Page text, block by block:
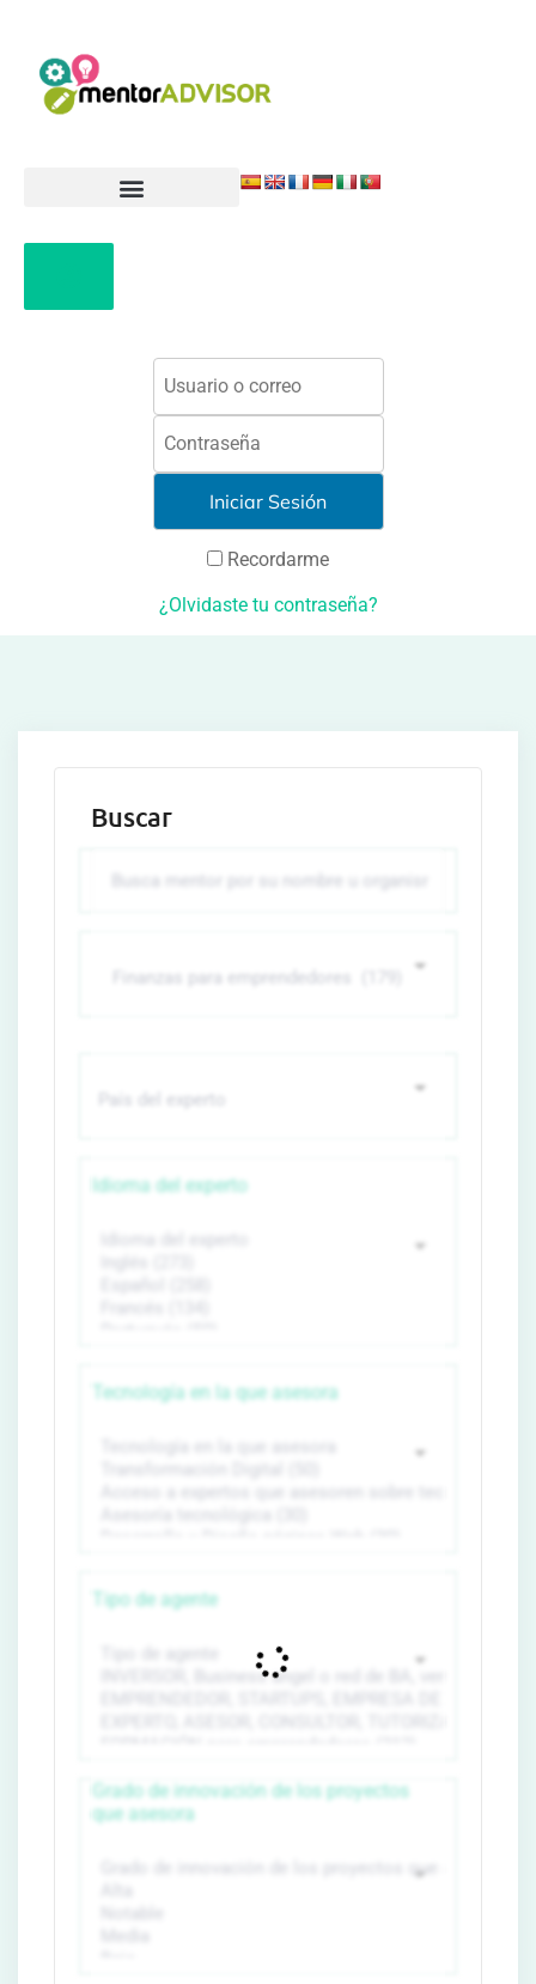
Recordarme
¿Olvidaste tu contraseña?
Buscar
Idioma del experto
Tecnología en la que asesora
Tipo de agente
Grado de innovación de los proyectos
que asesora